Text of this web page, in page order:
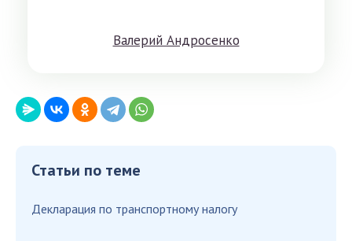
Вaлeрий Aндрoсенко
Статьи по теме
Декларация по транспортному налогу